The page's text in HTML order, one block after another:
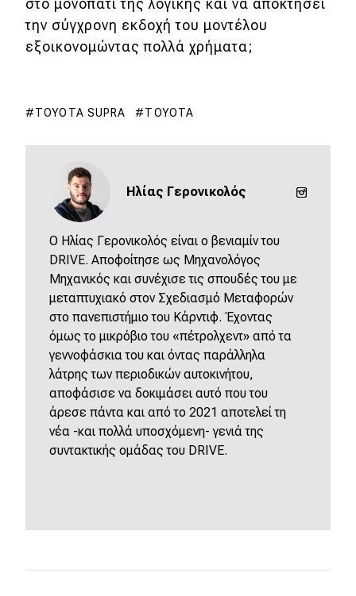
eDRIVE
DRIVE USED
στο μονοπάτι της λογικής και να αποκτήσει
την σύγχρονη εκδοχή του μοντέλου
εξοικονομώντας πολλά χρήματα;
TOYOTA SUPRA TOYOTA
Ηλίας Γερονικολός
O Ηλίας Γερονικολός είναι ο βενιαμίν του
DRIVE. Αποφοίτησε ως Μηχανολόγος
Μηχανικός και συνέχισε τις σπουδές του με
μεταπτυχιακό στον Σχεδιασμό Μεταφορών
στο πανεπιστήμιο του Κάρντιφ. Έχοντας
όμως το μικρόβιο του «πέτρολχεντ» από τα
γεννοφάσκια του και όντας παράλληλα
λάτρης των περιοδικών αυτοκινήτου,
αποφάσισε να δοκιμάσει αυτό που του
άρεσε πάντα και από το 2021 αποτελεί τη
νέα -και πολλά υποσχόμενη- γενιά της
συντακτικής ομάδας του DRIVE.